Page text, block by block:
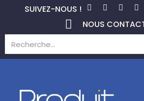
SUIVEZ-NOUS !
NOUS